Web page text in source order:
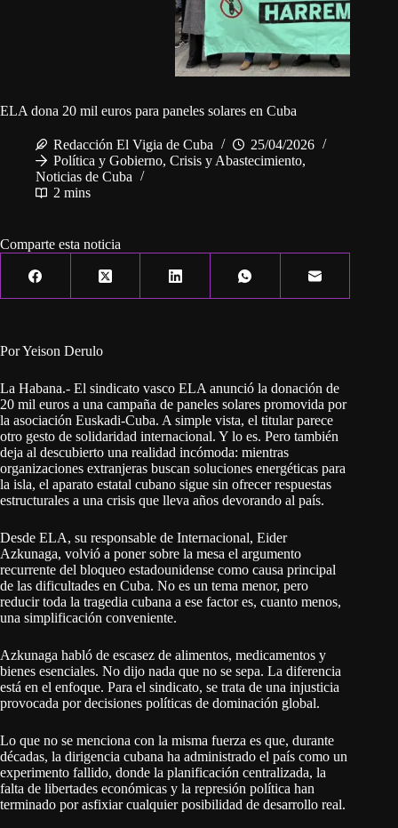
ELA dona 20 mil euros para paneles solares en Cuba
Redacción El Vigia de Cuba
25/04/2026
Política y Gobierno, Crisis y Abastecimiento,
Noticias de Cuba
2 mins
Comparte esta noticia
Por Yeison Derulo
La Habana.- El sindicato vasco ELA anunció la donación de
20 mil euros a una campaña de paneles solares promovida por
la asociación Euskadi-Cuba. A simple vista, el titular parece
otro gesto de solidaridad internacional. Y lo es. Pero también
deja al descubierto una realidad incómoda: mientras
organizaciones extranjeras buscan soluciones energéticas para
la isla, el aparato estatal cubano sigue sin ofrecer respuestas
estructurales a una crisis que lleva años devorando al país.
Desde ELA, su responsable de Internacional, Eider
Azkunaga, volvió a poner sobre la mesa el argumento
recurrente del bloqueo estadounidense como causa principal
de las dificultades en Cuba. No es un tema menor, pero
reducir toda la tragedia cubana a ese factor es, cuanto menos,
una simplificación conveniente.
Azkunaga habló de escasez de alimentos, medicamentos y
bienes esenciales. No dijo nada que no se sepa. La diferencia
está en el enfoque. Para el sindicato, se trata de una injusticia
provocada por decisiones políticas de dominación global.
Lo que no se menciona con la misma fuerza es que, durante
décadas, la dirigencia cubana ha administrado el país como un
experimento fallido, donde la planificación centralizada, la
falta de libertades económicas y la represión política han
terminado por asfixiar cualquier posibilidad de desarrollo real.